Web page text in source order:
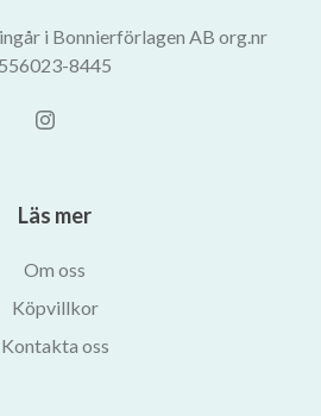
i Bonnierförlagen AB org.nr
556023-8445
Läs mer
Om oss
Köpvillkor
Kontakta oss